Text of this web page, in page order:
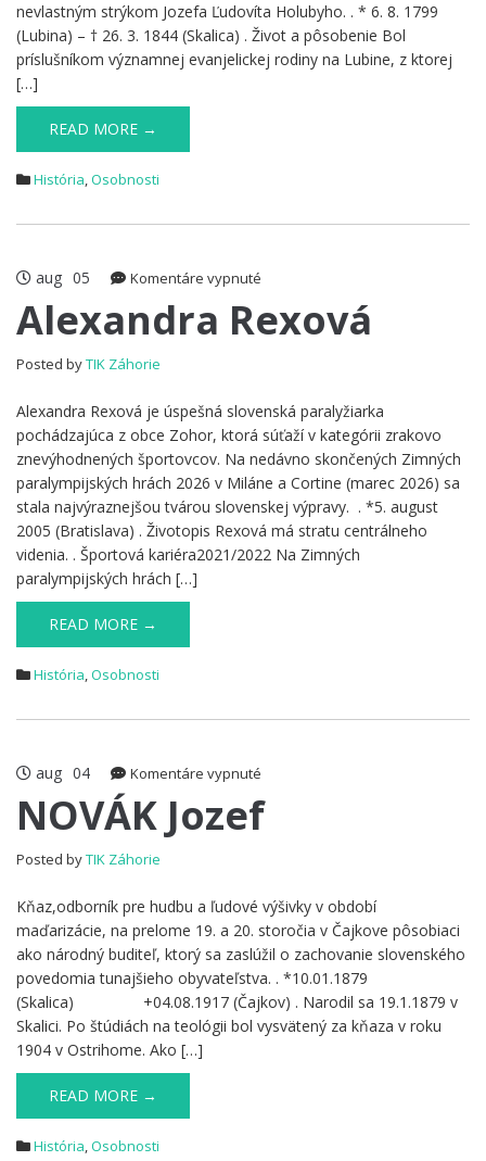
nevlastným strýkom Jozefa Ľudovíta Holubyho. . * 6. 8. 1799
(Lubina) – † 26. 3. 1844 (Skalica) . Život a pôsobenie Bol
príslušníkom významnej evanjelickej rodiny na Lubine, z ktorej
[…]
READ MORE →
História,Osobnosti
aug 05 Komentáre vypnuté
Rexová
Alexandra Rexová
Posted byTIK Záhorie
Alexandra Rexová je úspešná slovenská paralyžiarka
pochádzajúca z obce Zohor, ktorá súťaží v kategórii zrakovo
znevýhodnených športovcov. Na nedávno skončených Zimných
paralympijských hrách 2026 v Miláne a Cortine (marec 2026) sa
stala najvýraznejšou tvárou slovenskej výpravy. . *5. august
2005 (Bratislava) . Životopis Rexová má stratu centrálneho
videnia. . Športová kariéra2021/2022 Na Zimných
paralympijských hrách […]
READ MORE →
História,Osobnosti
aug 04 Komentáre vypnuté
Jozef
NOVÁK Jozef
Posted byTIK Záhorie
Kňaz,odborník pre hudbu a ľudové výšivky v období
maďarizácie, na prelome 19. a 20. storočia v Čajkove pôsobiaci
ako národný buditeľ, ktorý sa zaslúžil o zachovanie slovenského
povedomia tunajšieho obyvateľstva. . *10.01.1879
(Skalica) +04.08.1917 (Čajkov) . Narodil sa 19.1.1879 v
Skalici. Po štúdiách na teológii bol vysvätený za kňaza v roku
1904 v Ostrihome. Ako […]
READ MORE →
História,Osobnosti